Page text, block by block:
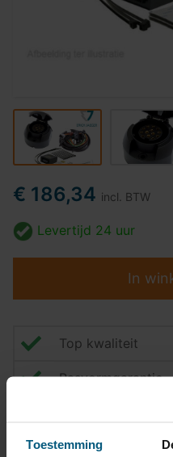
Toestemming
€ 186,34 incl. BTW
Levertijd 24 uur
In
Top kwaliteit
Pasvormgarantie
14 dagen